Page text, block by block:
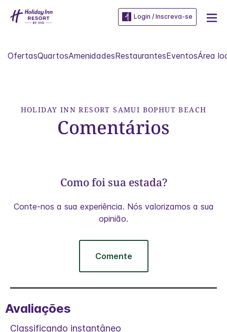
Login / Inscreva-se
OfertasQuartosAmenidadesRestaurantesEventosÁrea
HOLIDAY INN RESORT SAMUI BOPHUT BEACH
Comentários
Como foi sua estada?
Conte-nos a sua experiência. Nós valorizamos a sua
opinião.
Comente